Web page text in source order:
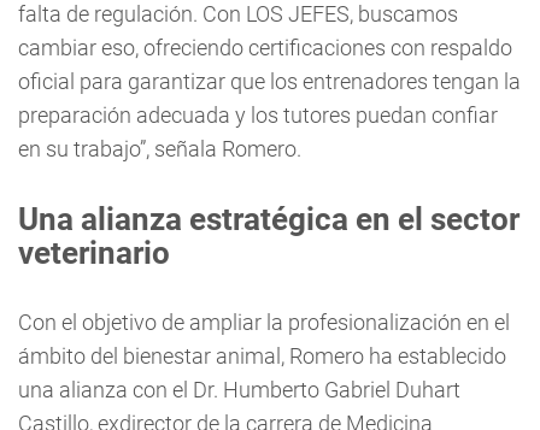
falta de regulación. Con LOS JEFES, buscamos
cambiar eso, ofreciendo certificaciones con respaldo
oficial para garantizar que los entrenadores tengan la
preparación adecuada y los tutores puedan confiar
en su trabajo”, señala Romero.
Una alianza estratégica en el sector
veterinario
Con el objetivo de ampliar la profesionalización en el
ámbito del bienestar animal, Romero ha establecido
una alianza con el Dr. Humberto Gabriel Duhart
Castillo, exdirector de la carrera de Medicina